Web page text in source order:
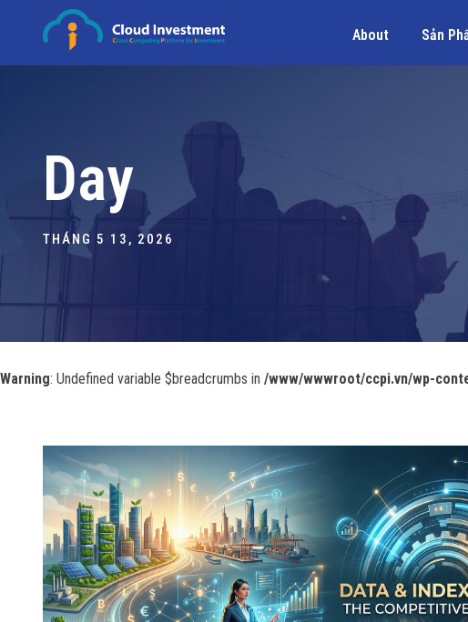
About Sản
Day
THÁNG 5 13, 2026
Warning: Undefined variable $breadcrumbs in /www/wwwroot/ccpi.vn/wp-